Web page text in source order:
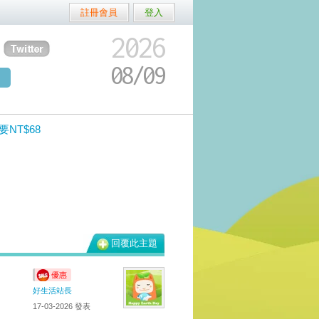
註冊會員 登入
2026
08/09
NT$68
回覆此主題
優惠
好生活站長
17-03-2026 發表